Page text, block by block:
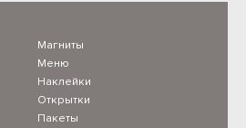
Магниты
Меню
Наклейки
Открытки
Пакеты